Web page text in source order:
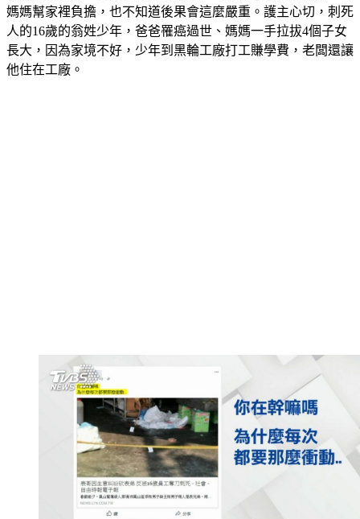
媽媽幫家裡負擔，也不知道後果會這麼嚴重。護主心切，刺死
人的16歲的翁姓少年，爸爸罹癌過世、媽媽一手拉拔4個子女
長大，因為家境不好，少年到黑輪工廠打工賺學費，老闆還讓
他住在工廠。